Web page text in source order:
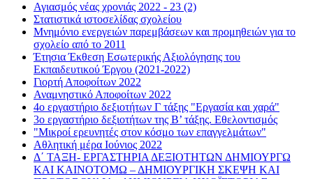
Αγιασμός νέας χρονιάς 2022 - 23 (2)
Στατιστικά ιστοσελίδας σχολείου
Μνημόνιο ενεργειών παρεμβάσεων και προμηθειών για το
σχολείο από το 2011
Έτησια Έκθεση Εσωτερικής Αξιολόγησης του
Εκπαιδευτικού Έργου (2021-2022)
Γιορτή Αποφοίτων 2022
Αναμνηστικό Αποφοίτων 2022
4ο εργαστήριο δεξιοτήτων Γ τάξης "Εργασία και χαρά"
3ο εργαστήριο δεξιοτήτων της Β’ τάξης. Εθελοντισμός
"Μικροί ερευνητές στον κόσμο των επαγγελμάτων"
Αθλητική μέρα Ιούνιος 2022
Δ΄ ΤΑΞΗ- ΕΡΓΑΣΤΗΡΙΑ ΔΕΞΙΟΤΗΤΩΝ ΔΗΜΙΟΥΡΓΩ
ΚΑΙ ΚΑΙΝΟΤΟΜΩ – ΔΗΜΙΟΥΡΓΙΚΗ ΣΚΕΨΗ ΚΑΙ